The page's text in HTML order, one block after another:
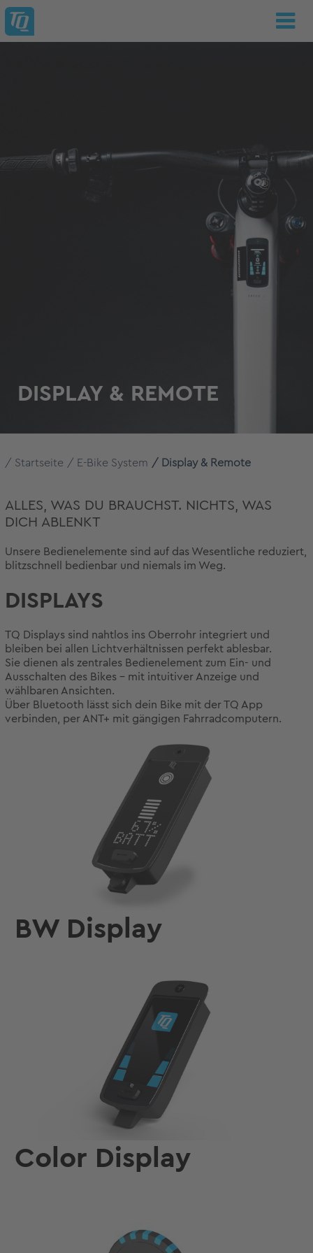
DISPLAY & REMOTE
Startseite E-Bike System Display & Remote
ALLES, WAS DU BRAUCHST. NICHTS, WAS
DICH ABLENKT
Unsere Bedienelemente sind auf das Wesentliche reduziert,
blitzschnell bedienbar und niemals im Weg.
DISPLAYS
TQ Displays sind nahtlos ins Oberrohr integriert und
bleiben bei allen Lichtverhältnissen perfekt ablesbar.
Sie dienen als zentrales Bedienelement zum Ein- und
Ausschalten des Bikes – mit intuitiver Anzeige und
wählbaren Ansichten.
Über Bluetooth lässt sich dein Bike mit der TQ App
verbinden, per ANT+ mit gängigen Fahrradcomputern.
BW Display
Color Display